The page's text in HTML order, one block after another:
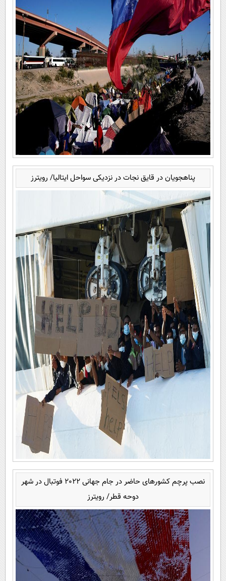
پناهجویان در قایق نجات در نزدیکی سواحل ایتالیا/ رویترز
نصب پرچم کشورهای حاضر در جام جهانی 2022 فوتبال در شهر
دوحه قطر/ رویترز